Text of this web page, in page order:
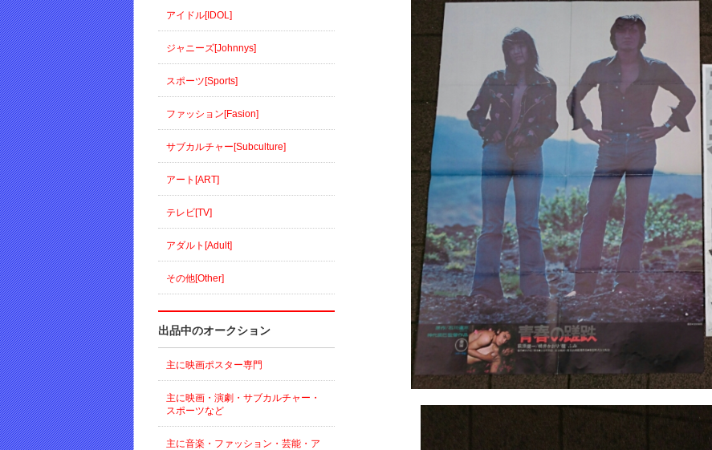
アイドル[IDOL]
ジャニーズ[Johnnys]
スポーツ[Sports]
ファッション[Fasion]
サブカルチャー[Subculture]
アート[ART]
テレビ[TV]
アダルト[Adult]
その他[Other]
出品中のオークション
主に映画ポスター専門
主に映画・演劇・サブカルチャー・
スポーツなど
主に音楽・ファッション・芸能・ア